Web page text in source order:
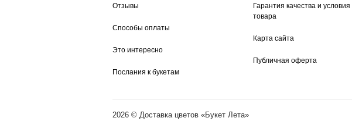
Отзывы
Способы оплаты
Это интересно
Послания к букетам
Гарантия качества и условия
товара
Карта сайта
Публичная оферта
2026 © Доставка цветов «Букет Лета»